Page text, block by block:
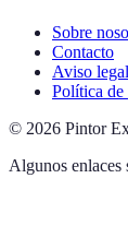
Sobre
Contacto
Aviso legal
Política de
© 2026 Pintor
Algunos enlaces